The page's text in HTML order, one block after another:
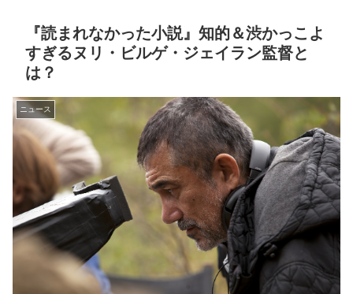
『読まれなかった小説』知的＆渋かっこよ
すぎるヌリ・ビルゲ・ジェイラン監督と
は？
ニュース